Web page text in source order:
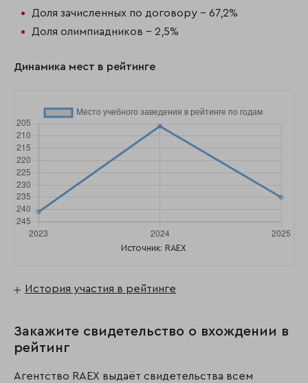
Доля зачисленных по договору - 67,2%
Доля олимпиадников - 2,5%
Динамика мест в рейтинге
Источник: RAEX
История участия в рейтинге
Закажите свидетельство о вхождении в
рейтинг
Агентство RAEX выдаёт свидетельства всем